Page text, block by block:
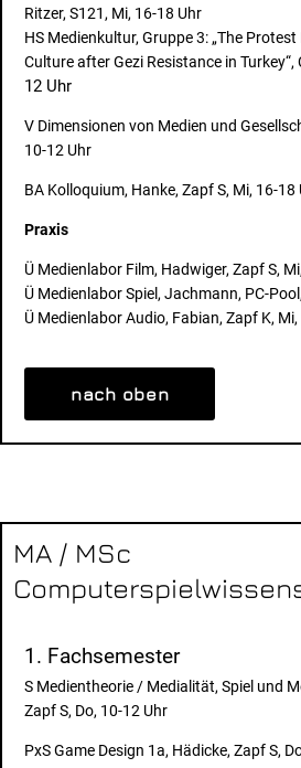
Ritzer, S121, Mi, 16-18 Uhr
HS Medienkultur, Gruppe 3: „The
Culture after Gezi Resistance in Turkey“,
12 Uhr
V Dimensionen von Medien und
10-12 Uhr
BA Kolloquium, Hanke, Zapf S, Mi, 16-18
Praxis
Ü Medienlabor Film, Hadwiger, Zapf S,
Ü Medienlabor Spiel, Jachmann, PC-
Ü Medienlabor Audio, Fabian, Zapf K,
nach oben
MA / MSc
1. Fachsemester
S Medientheorie / Medialität, Spiel und
Zapf S, Do, 10-12 Uhr
PxS Game Design 1a, Hädicke, Zapf S,